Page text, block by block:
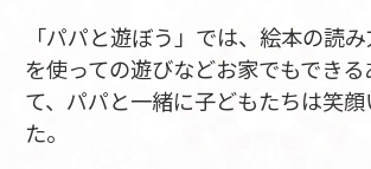
「パパと遊ぼう」では、絵本の読
を使っての遊びなどお家でもでき
て、パパと一緒に子どもたちは笑
た。